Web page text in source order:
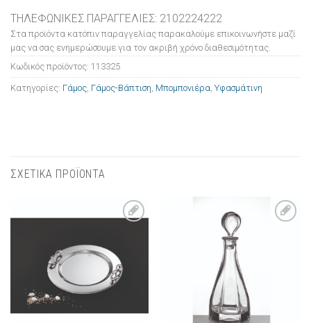
ΤΗΛΕΦΩΝΙΚΕΣ ΠΑΡΑΓΓΕΛΙΕΣ: 2102224222
Στα προϊόντα κατόπιν παραγγελίας παρακαλούμε επικοινωνήστε μαζί
μας να σας ενημερώσουμε για τον ακριβή χρόνο διαθεσιμότητας.
Κωδικός προϊόντος: 113325
Κατηγορίες: Γάμος Γάμος-Βάπτιση Μπομπονιέρα Υφασμάτινη
ΣΧΕΤΙΚΑ ΠΡΟΪΟΝΤΑ
επιθυμιών